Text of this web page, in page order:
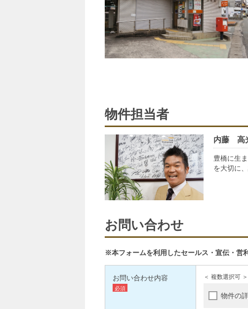
物件担当者
内藤 高
豊橋に生
を大切に
お問い合わせ
※本フォームを利用したセールス・宣伝・営
お問い合わせ内容 ＜ 複数選択可 ＞
物件の